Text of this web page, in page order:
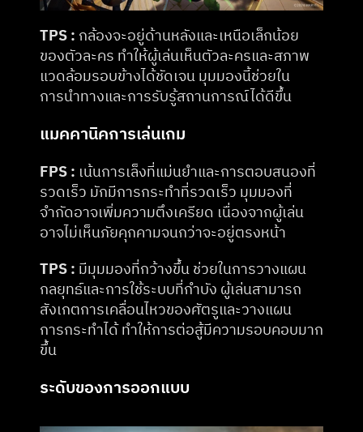
TPS : กล้องจะอยู่ด้านหลังและเหนือเล็กน้อย
ของตัวละคร ทำให้ผู้เล่นเห็นตัวละครและสภาพ
แวดล้อมรอบข้างได้ชัดเจน มุมมองนี้ช่วยใน
การนำทางและการรับรู้สถานการณ์ได้ดีขึ้น​
แมคคานิคการเล่นเกม
FPS : เน้นการเล็งที่แม่นยำและการตอบสนองที่
รวดเร็ว มักมีการกระทำที่รวดเร็ว มุมมองที่
จำกัดอาจเพิ่มความตึงเครียด เนื่องจากผู้เล่น
อาจไม่เห็นภัยคุกคามจนกว่าจะอยู่ตรงหน้า​
TPS : มีมุมมองที่กว้างขึ้น ช่วยในการวางแผน
กลยุทธ์และการใช้ระบบที่กำบัง ผู้เล่นสามารถ
สังเกตการเคลื่อนไหวของศัตรูและวางแผน
การกระทำได้ ทำให้การต่อสู้มีความรอบคอบมาก
ขึ้น​
ระดับของการออกแบบ